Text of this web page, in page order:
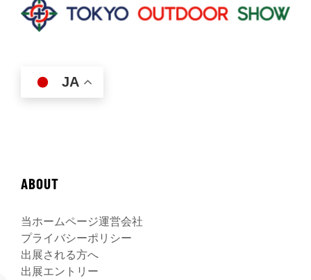
JA
ABOUT
当ホームページ運営会社
プライバシーポリシー
出展される方へ
出展エントリー